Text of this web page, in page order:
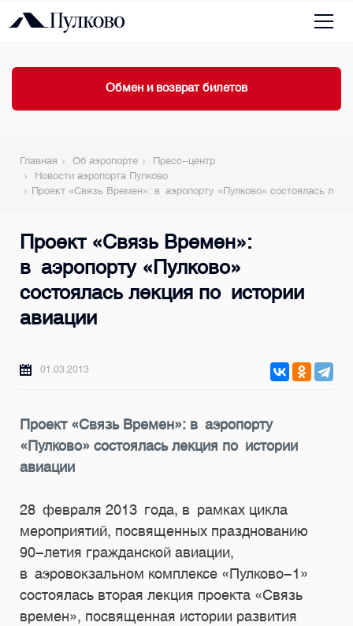
Обмен и возврат билетов
Главная Об аэропорте
Пресс-центр
Новости аэропорта Пулково
Проект «Связь Времен»: в аэропорту «Пулково» состоялась
Проект «Связь Времен»:
в аэропорту «Пулково»
состоялась лекция по истории
авиации
01.03.2013
Проект «Связь Времен»: в аэропорту
«Пулково» состоялась лекция по истории
авиации
28 февраля 2013 года, в рамках цикла
мероприятий, посвященных празднованию
90-летия гражданской авиации,
в аэровокзальном комплексе «Пулково-1»
состоялась вторая лекция проекта «Связь
времен», посвященная истории развития